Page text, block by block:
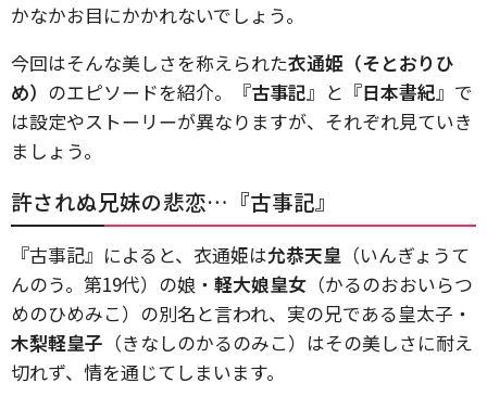
かなかお目にかかれないでしょう。
今回はそんな美しさを称えられた衣通姫（そとおりひ
め） のエピソードを紹介。『古事記』と『日本書紀』で
は設定やストーリーが異なりますが、それぞれ見ていき
ましょう。
許されぬ兄妹の悲恋…『古事記』
『古事記』によると、衣通姫は允恭天皇 （いんぎょうて
んのう。第19代）の娘・ 軽大娘皇女 （かるのおおいらつ
めのひめみこ）の別名と言われ、実の兄である皇太子・
木梨軽皇子 （きなしのかるのみこ）はその美しさに耐え
切れず、情を通じてしまいます。